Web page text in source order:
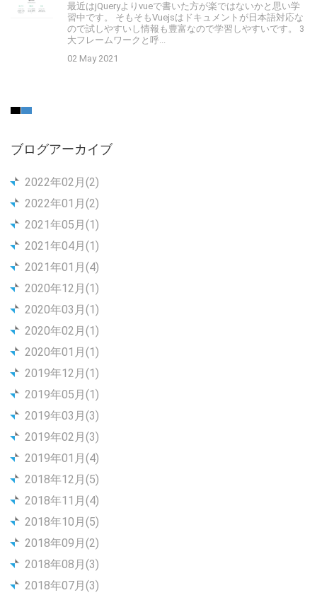
最近はjQueryよりvueで書いた方が楽ではないかと思い学
習中です。 そもそもVuejsはドキュメントが日本語対応な
ので試しやすいし情報も豊富なので学習しやすいです。 3
大フレームワークと呼...
02 May 2021
ブログアーカイブ
2022年02月(2)
2022年01月(2)
2021年05月(1)
2021年04月(1)
2021年01月(4)
2020年12月(1)
2020年03月(1)
2020年02月(1)
2020年01月(1)
2019年12月(1)
2019年05月(1)
2019年03月(3)
2019年02月(3)
2019年01月(4)
2018年12月(5)
2018年11月(4)
2018年10月(5)
2018年09月(2)
2018年08月(3)
2018年07月(3)